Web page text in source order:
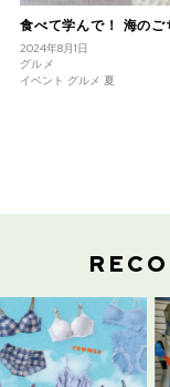
食べて学んで！ 海のご
2024年8月1日
グルメ
イベント グルメ 夏